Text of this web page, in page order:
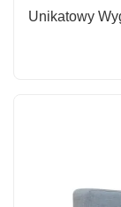
Unikatowy